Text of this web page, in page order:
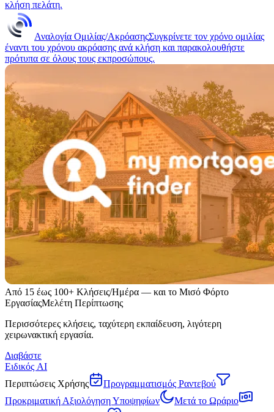
κλήση πελάτη.
Αναλογία Ομιλίας/ΑκρόασηςΣυγκρίνετε τον χρόνο ομιλίας
έναντι του χρόνου ακρόασης ανά κλήση και παρακολουθήστε
πρότυπα σε όλους τους εκπροσώπους.
Από 15 έως 100+ Κλήσεις/Ημέρα — και το Μισό Φόρτο
ΕργασίαςΜελέτη Περίπτωσης
Περισσότερες κλήσεις, ταχύτερη εκπαίδευση, λιγότερη
χειρωνακτική εργασία.
Διαβάστε
Ειδικός AI
Περιπτώσεις Χρήσης
Προγραμματισμός Ραντεβού
Προκριματική Αξιολόγηση Υποψηφίων
Μετά το Ωράριο